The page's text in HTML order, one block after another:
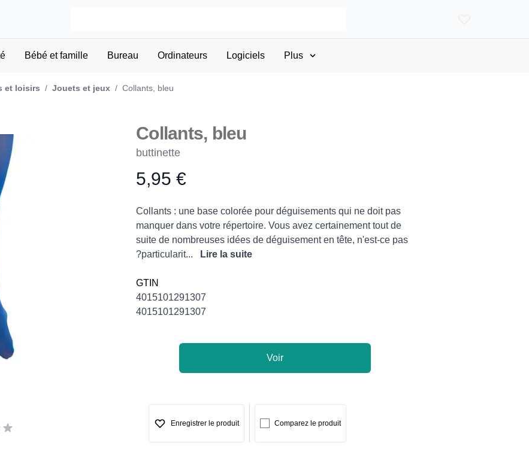
Bébé et famille Bureau Ordinateurs Logiciels Plus
et loisirs / Jouets et jeux / Collants, bleu
Collants, bleu
buttinette
Product information
5,95 €
Description
Collants : une base colorée pour déguisements qui ne doit pas
manquer dans votre répertoire. Vous avez certainement tout de
suite de nombreuses idées de déguisement en tête, n'est-ce pas
?particularit...
Lire la suite
GTIN
4015101291307
4015101291307
Voir
Enregistrer le produit Comparez le produit